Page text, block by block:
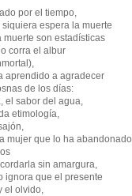
por el tiempo,
espera la muerte
muerte son estadísticas
corra el albur
aprendido a agradecer
de los días:
el sabor del agua,
etimología,
mujer que lo ha abandonado
sin amargura,
ignora que el presente
el olvido,